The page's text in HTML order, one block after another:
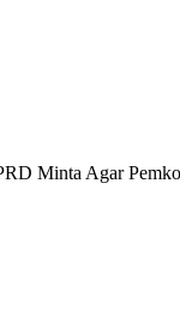
Minta Agar